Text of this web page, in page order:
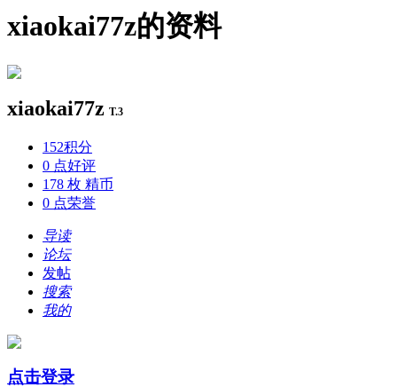
xiaokai77z的资料
xiaokai77z T.3
152积分
0 点好评
178 枚 精币
0 点荣誉
导读
论坛
发帖
搜索
我的
点击登录